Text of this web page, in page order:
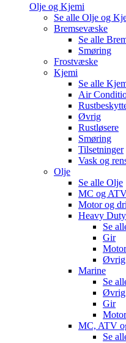
Olje og Kjemi
Se alle Olje og
Bremsevæske
Se alle
Smøring
Frostvæske
Kjemi
Se alle
Air
Øvrig
Rustløsere
Smøring
Tilsetninger
Vask og
Olje
Se alle Olje
MC og
Motor og
Heavy Duty
Se
Gir
Motor
Øvrig
Marine
Se
Øvrig
Gir
Motor
MC, ATV
Se